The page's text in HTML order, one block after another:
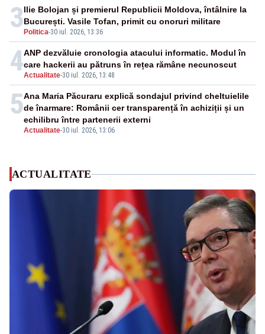
3 Politica-30 iul. 2026, 13:36
Ilie Bolojan și premierul Republicii Moldova, întâlnire la
București. Vasile Tofan, primit cu onoruri militare
4Actualitate-30 iul. 2026, 13:48
ANP dezvăluie cronologia atacului informatic. Modul în
care hackerii au pătruns în rețea rămâne necunoscut
5
Actualitate-30 iul. 2026, 13:06
Ana Maria Păcuraru explică sondajul privind cheltuielile
de înarmare: Românii cer transparență în achiziții și un
echilibru între partenerii externi
ACTUALITATE